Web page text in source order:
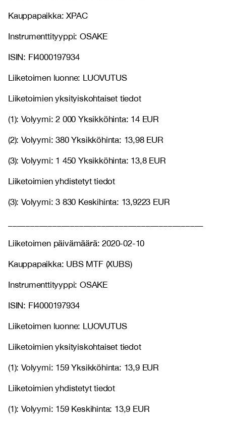
Kauppapaikka: XPAC
Instrumenttityyppi: OSAKE
ISIN: FI4000197934
Liiketoimen luonne: LUOVUTUS
Liiketoimien yksityiskohtaiset tiedot
(1): Volyymi: 2 000 Yksikköhinta: 14 EUR
(2): Volyymi: 380 Yksikköhinta: 13,98 EUR
(3): Volyymi: 1 450 Yksikköhinta: 13,8 EUR
Liiketoimien yhdistetyt tiedot
(3): Volyymi: 3 830 Keskihinta: 13,9223 EUR
Liiketoimen päivämäärä: 2020-02-10
Kauppapaikka: UBS MTF (XUBS)
Instrumenttityyppi: OSAKE
ISIN: FI4000197934
Liiketoimen luonne: LUOVUTUS
Liiketoimien yksityiskohtaiset tiedot
(1): Volyymi: 159 Yksikköhinta: 13,9 EUR
Liiketoimien yhdistetyt tiedot
(1): Volyymi: 159 Keskihinta: 13,9 EUR